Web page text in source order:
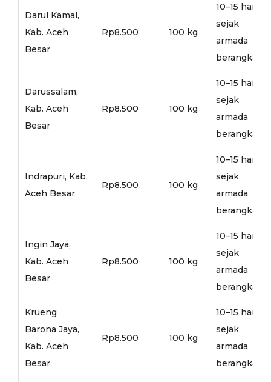
Darul Kamal,
Kab. Aceh
Besar
Rp8.500 100 kg
10–15 hari
sejak
armada
berangkat
Darussalam,
Kab. Aceh
Besar
Rp8.500 100 kg
10–15 hari
sejak
armada
berangkat
Indrapuri, Kab.
Aceh Besar
Rp8.500 100 kg
10–15 hari
sejak
armada
berangkat
Ingin Jaya,
Kab. Aceh
Besar
Rp8.500 100 kg
10–15 hari
sejak
armada
berangkat
Krueng
Barona Jaya,
Kab. Aceh
Besar
Rp8.500 100 kg
10–15 hari
sejak
armada
berangkat